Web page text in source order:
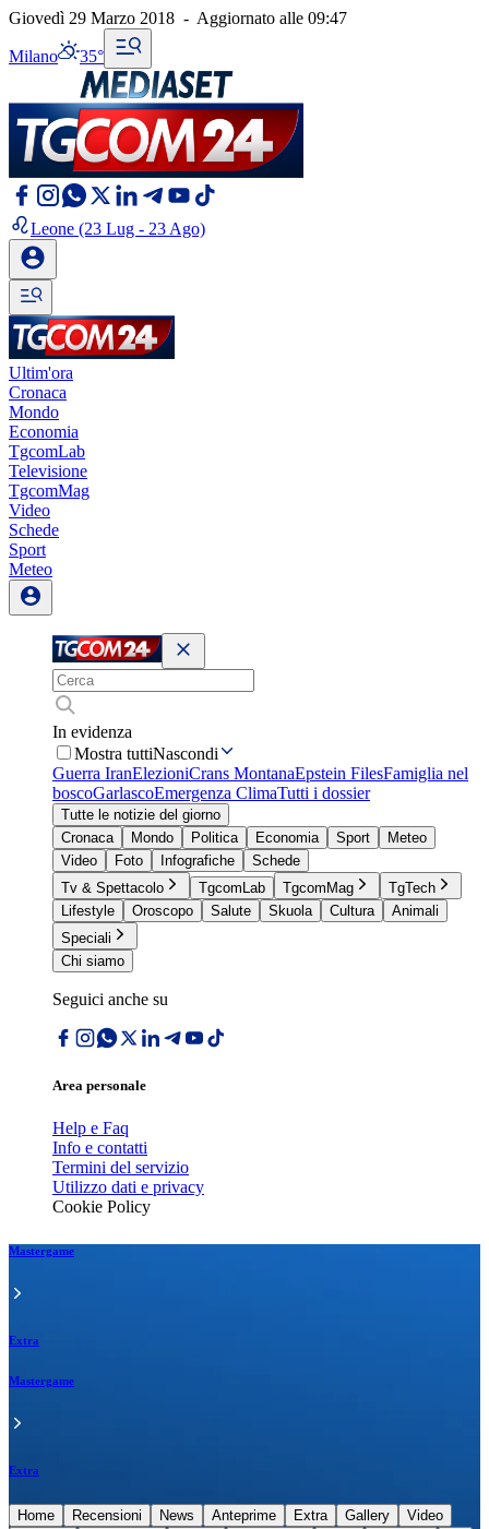
Giovedì 29 Marzo 2018 - Aggiornato alle 09:47
Milano 35°
Leone (23 Lug - 23 Ago)
Ultim'ora
Cronaca
Mondo
Economia
TgcomLab
Televisione
TgcomMag
Video
Schede
Sport
Meteo
In evidenza
Mostra tuttiNascondi
Guerra IranElezioniCrans MontanaEpstein FilesFamiglia nel
boscoGarlascoEmergenza ClimaTutti i dossier
Tutte le notizie del giorno
Cronaca
Mondo Politica Economia Sport
Meteo
Video
Foto Infografiche
Schede
Tv & Spettacolo
TgcomLab TgcomMag
TgTech
Lifestyle
Oroscopo Salute Skuola Cultura
Animali
Speciali
Chi siamo
Seguici anche su
Area personale
Help e Faq
Info e contatti
Termini del servizio
Utilizzo dati e privacy
Cookie Policy
Mastergame
Extra
Mastergame
Extra
Home Recensioni News Anteprime Extra Gallery
Video